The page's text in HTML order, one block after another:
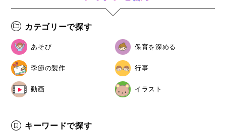
カテゴリーで探す
あそび 保育を深める
季節の製作 行事
動画 イラスト
キーワードで探す